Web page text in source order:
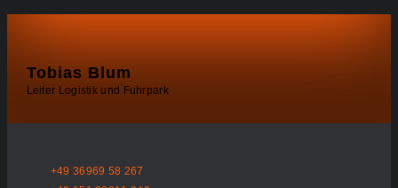
Tobias Blum
Leiter Logistik und Fuhrpark
+49 36969 58 267